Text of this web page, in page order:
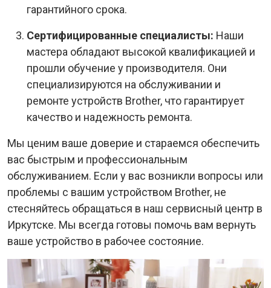
гарантийного срока.
Сертифицированные специалисты: Наши
мастера обладают высокой квалификацией и
прошли обучение у производителя. Они
специализируются на обслуживании и
ремонте устройств Brother, что гарантирует
качество и надежность ремонта.
Мы ценим ваше доверие и стараемся обеспечить
вас быстрым и профессиональным
обслуживанием. Если у вас возникли вопросы или
проблемы с вашим устройством Brother, не
стесняйтесь обращаться в наш сервисный центр в
Иркутске. Мы всегда готовы помочь вам вернуть
ваше устройство в рабочее состояние.